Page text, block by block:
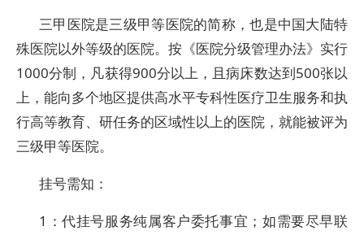
三甲医院是三级甲等医院的简称，也是中国大陆特
殊医院以外等级的医院。按《医院分级管理办法》实行
1000分制，凡获得900分以上，且病床数达到500张以
上，能向多个地区提供高水平专科性医疗卫生服务和执
行高等教育、研任务的区域性以上的医院，就能被评为
三级甲等医院。
挂号需知：
1：代挂号服务纯属客户委托事宜；如需要尽早联